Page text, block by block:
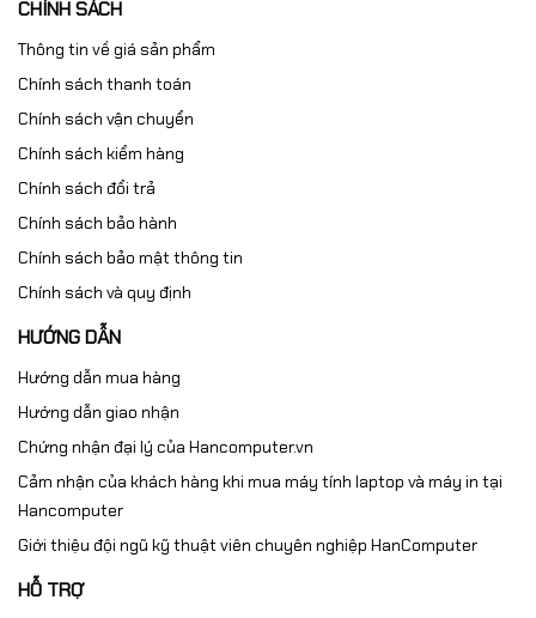
CHÍNH SÁCH
Thông tin về giá sản phẩm
Chính sách thanh toán
Chính sách vận chuyển
Chính sách kiểm hàng
Chính sách đổi trả
Chính sách bảo hành
Chính sách bảo mật thông tin
Chính sách và quy định
HƯỚNG DẪN
Hướng dẫn mua hàng
Hướng dẫn giao nhận
Chứng nhận đại lý của Hancomputer.vn
Cảm nhận của khách hàng khi mua máy tính laptop và máy in tại
Hancomputer
Giới thiệu đội ngũ kỹ thuật viên chuyên nghiệp HanComputer
HỖ TRỢ